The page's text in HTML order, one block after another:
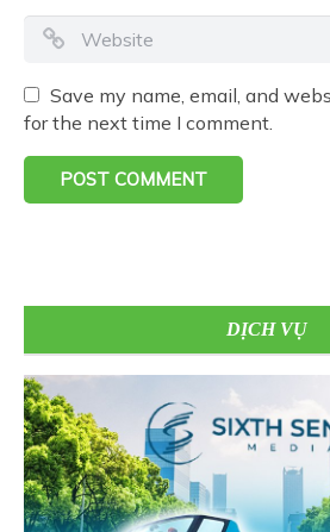
Save my name, email, and
for the next time I comment.
DỊCH VỤ